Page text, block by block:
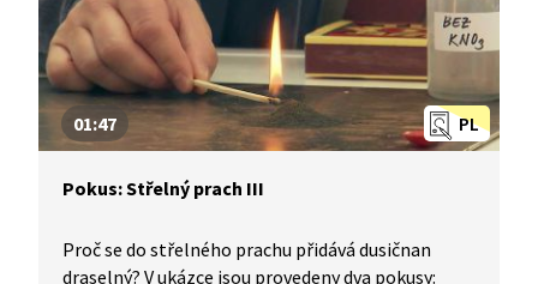
PL
01:47
Pokus: Střelný prach III
Proč se do střelného prachu přidává dusičnan
draselný? V ukázce jsou provedeny dva pokusy: